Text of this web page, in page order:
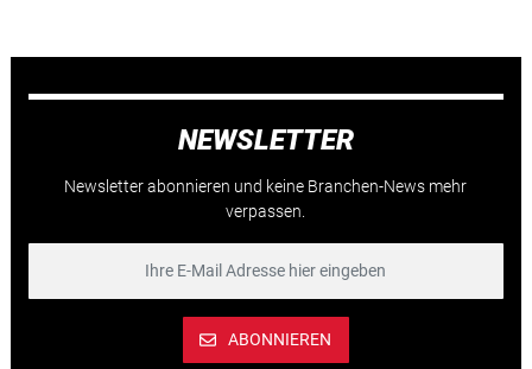
NEWSLETTER
Newsletter abonnieren und keine Branchen-News mehr
verpassen.
ABONNIEREN